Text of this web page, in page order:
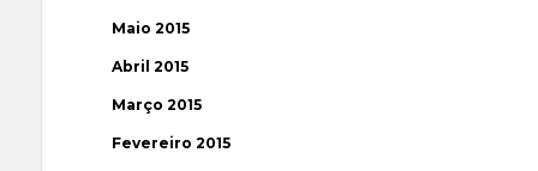
Maio 2015
Abril 2015
Março 2015
Fevereiro 2015